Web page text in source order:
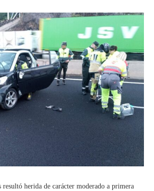
resultó herida de carácter moderado a primera